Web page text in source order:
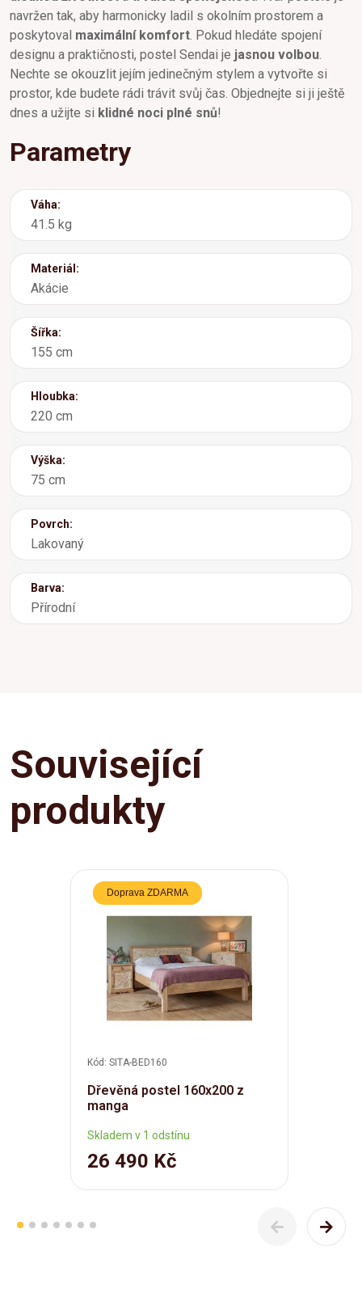
navržen tak, aby harmonicky ladil s okolním prostorem a
poskytoval maximální komfort . Pokud hledáte spojení
designu a praktičnosti, postel Sendai je jasnou volbou
Nechte se okouzlit jejím jedinečným stylem a vytvořte si
prostor, kde budete rádi trávit svůj čas. Objednejte si ji ještě
dnes a užijte si klidné noci plné snů!
Parametry
Váha:
41.5 kg
Materiál:
Akácie
Šířka:
155 cm
Hloubka:
220 cm
Výška:
75 cm
Povrch:
Lakovaný
Barva:
Přírodní
Související
produkty
Doprava ZDARMA
Kód: SITA-BED160
Dřevěná postel 160x200 z
manga
Skladem v 1 odstínu
26 490 Kč